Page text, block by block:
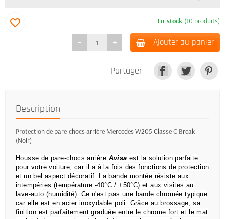
En stock (10 produits)
Ajouter au panier
favorite_border
Partager
Description
Protection de pare-chocs arrière Mercedes W205 Classe C Break
(Noir)
Housse de pare-chocs arrière Avisa est la solution parfaite
pour votre voiture, car il a à la fois des fonctions de protection
et un bel aspect décoratif. La bande montée résiste aux
intempéries (température -40°C / +50°C) et aux visites au
lave-auto (humidité). Ce n'est pas une bande chromée typique
car elle est en acier inoxydable poli. Grâce au brossage, sa
finition est parfaitement graduée entre le chrome fort et le mat